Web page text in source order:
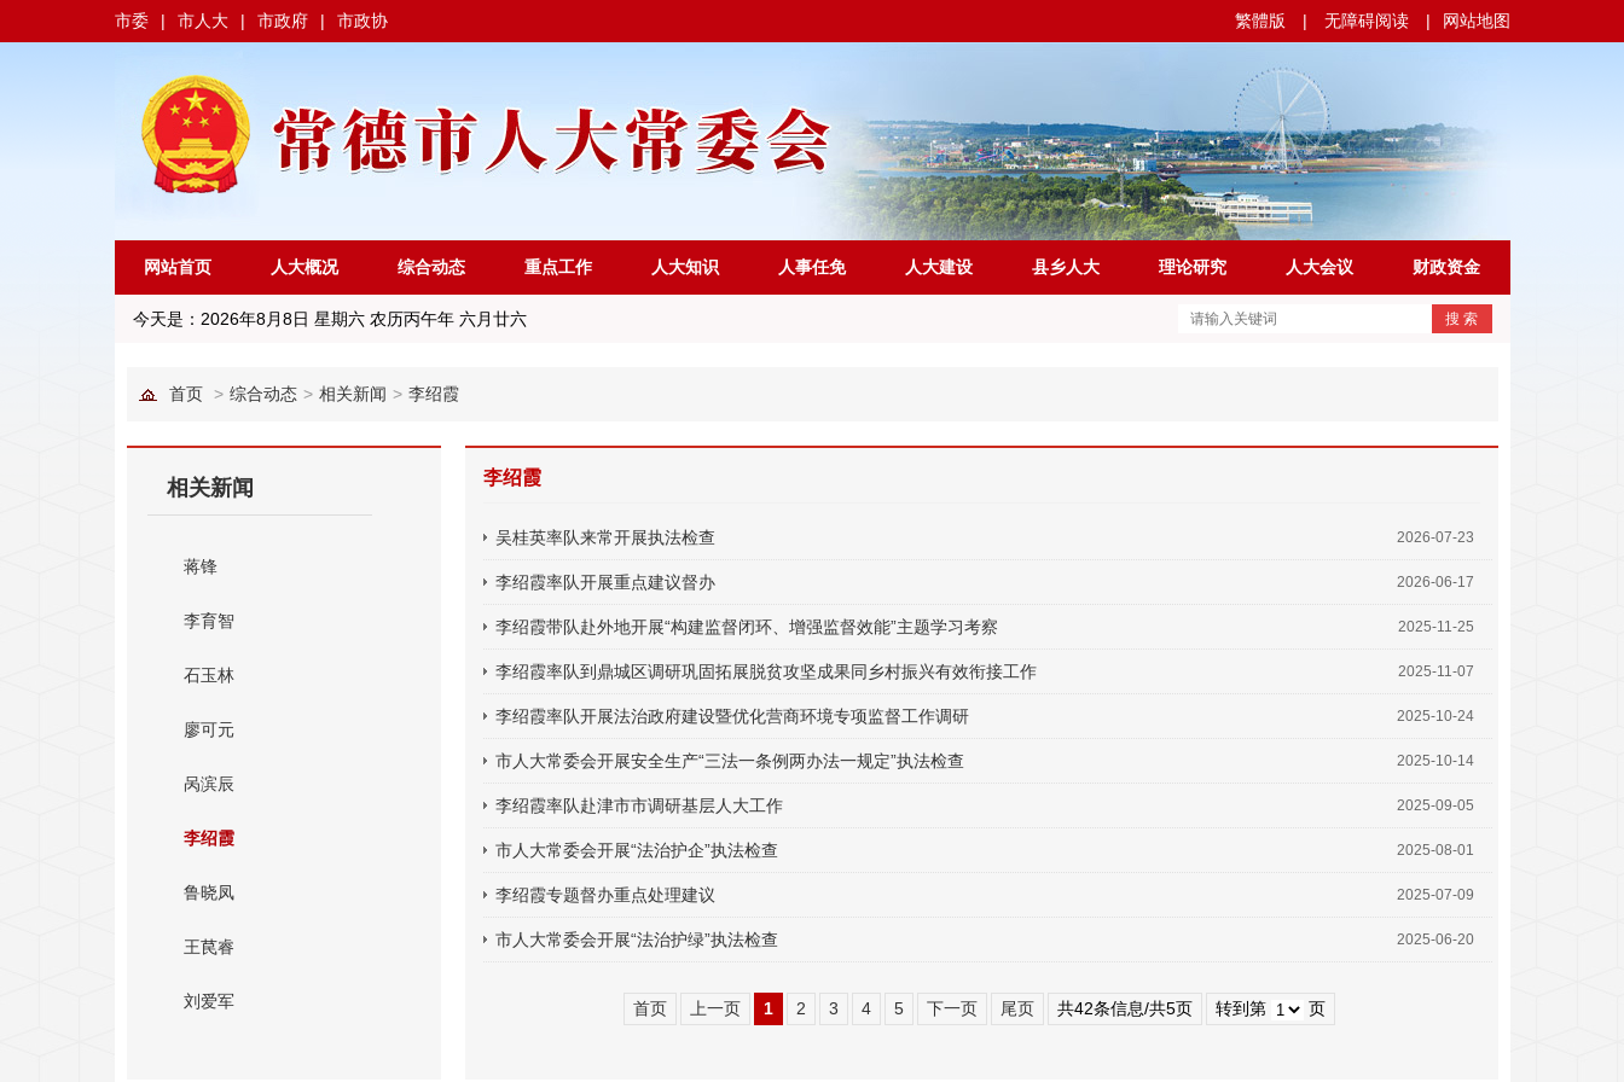
市委 | 市人大 | 市政府 | 市政协 繁體版 | 无障碍阅读 | 网站地图
网站首页 人大概况 综合动态 重点工作 人大知识 人事任免 人大建设 县乡人大 理论研究 人大会议 财政资金
搜 索
今天是： 2026年8月8日 星期六 农历丙午年 六月廿六
首页 > 综合动态 > 相关新闻 > 李绍霞
相关新闻
蒋锋
李育智
石玉林
廖可元
呙滨辰
李绍霞
鲁晓凤
王苠睿
刘爱军
李绍霞
2026-07-23
吴桂英率队来常开展执法检查
2026-06-17
李绍霞率队开展重点建议督办
2025-11-25
李绍霞带队赴外地开展“构建监督闭环、增强监督效能”主题学习考察
2025-11-07
李绍霞率队到鼎城区调研巩固拓展脱贫攻坚成果同乡村振兴有效衔接工作
2025-10-24
李绍霞率队开展法治政府建设暨优化营商环境专项监督工作调研
2025-10-14
市人大常委会开展安全生产“三法一条例两办法一规定”执法检查
2025-09-05
李绍霞率队赴津市市调研基层人大工作
2025-08-01
市人大常委会开展“法治护企”执法检查
2025-07-09
李绍霞专题督办重点处理建议
2025-06-20
市人大常委会开展“法治护绿”执法检查
首页 上一页 1 2 3 4 5 下一页 尾页 共42条信息/共5页 转到第 页